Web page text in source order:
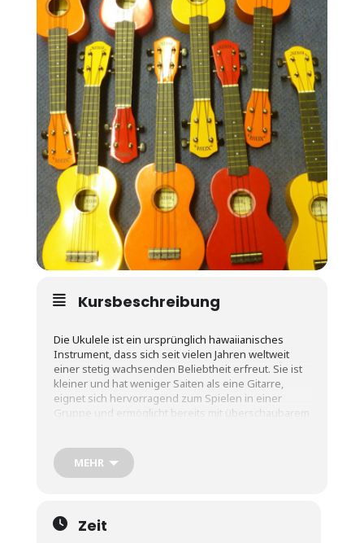
Kursbeschreibung
Die Ukulele ist ein ursprünglich hawaiianisches
Instrument, dass sich seit vielen Jahren weltweit
einer stetig wachsenden Beliebtheit erfreut. Sie ist
kleiner und hat weniger Saiten als eine Gitarre,
eignet sich hervorragend zum Spielen in einer
Gruppe und ermöglicht bereits mit überschaubarem
ersten einfachen Akkorden und Schlagmustern.
Darüber hinaus erhalten Sie viele interessante
MEHR
Zeit